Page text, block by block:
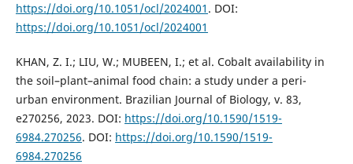
https://doi.org/10.1051/ocl/2024001 . DOI:
https://doi.org/10.1051/ocl/2024001
KHAN, Z. I.; LIU, W.; MUBEEN, I.; et al. Cobalt availability in
the soil–plant–animal food chain: a study under a peri-
urban environment. Brazilian Journal of Biology, v. 83,
e270256, 2023. DOI: https://doi.org/10.1590/1519-
6984.270256. DOI: https://doi.org/10.1590/1519-
6984.270256